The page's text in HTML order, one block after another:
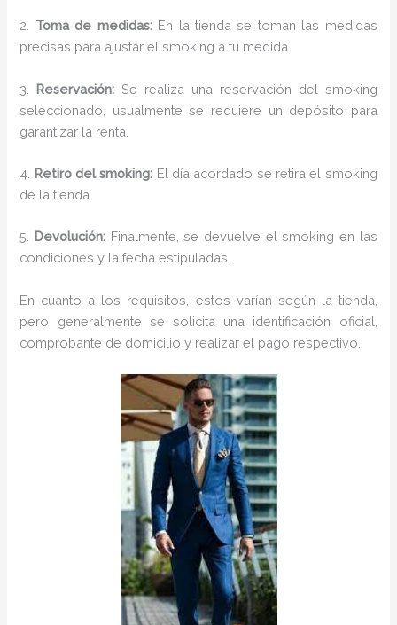
2. Toma de medidas:En la tienda se toman las medidas
precisas para ajustar el smoking a tu medida.
3. Reservación: Se realiza una reservación del smoking
seleccionado, usualmente se requiere un depósito para
garantizar la renta.
4. Retiro del smoking: El día acordado se retira el smoking
de la tienda.
5. Devolución: Finalmente, se devuelve el smoking en las
condiciones y la fecha estipuladas.
En cuanto a los requisitos, estos varían según la tienda,
pero generalmente se solicita una identificación oficial,
comprobante de domicilio y realizar el pago respectivo.